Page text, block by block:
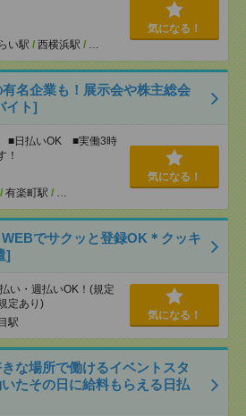
い駅 / 西横浜駅 / …
気になる！
名企業も！展示会や株主総会
イト]
■日払いOK ■実働3時
！
/ 有楽町駅 / …
気になる！
でサクッと登録OK＊クッキ
]
い・週払いOK！(規定
定あり)
駅
気になる！
な場所で働けるイベントスタ
たその日に給料もらえる日払